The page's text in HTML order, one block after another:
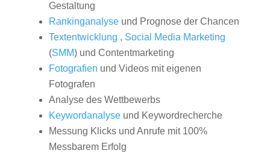
Gestaltung
Rankinganalyseund Prognose der Chancen
Textentwicklung , Social Media Marketing
(SMM) und Contentmarketing
Fotografien und Videos mit eigenen
Fotografen
Analyse des Wettbewerbs
Keywordanalyseund Keywordrecherche
Messung Klicks und Anrufe mit 100%
Messbarem Erfolg